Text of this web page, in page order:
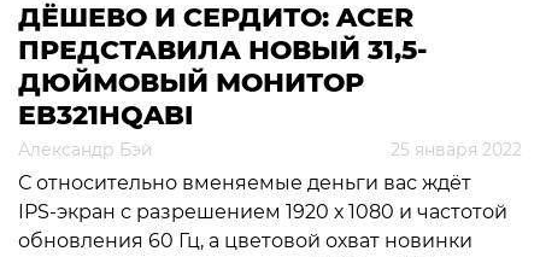
ДЁШЕВО И СЕРДИТО: ACER
ПРЕДСТАВИЛА НОВЫЙ 31,5-
ДЮЙМОВЫЙ МОНИТОР
EB321HQABI
Александр Бэй 25 января 2022
С относительно вменяемые деньги вас ждёт
IPS‑экран с разрешением 1920 х 1080 и частотой
обновления 60 Гц, а цветовой охват новинки